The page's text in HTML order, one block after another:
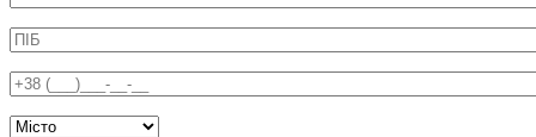
ПІБ
Телефон
Місто